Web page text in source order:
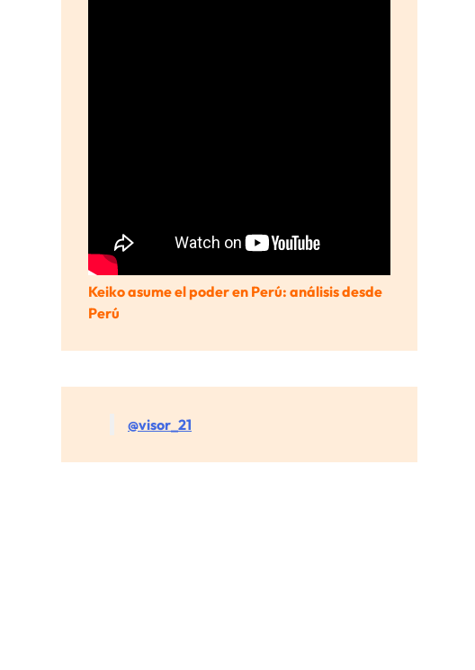
Keiko asume el poder en Perú: análisis desde
Perú
@visor_21